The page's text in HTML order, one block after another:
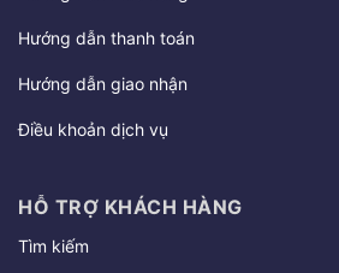
Hướng dẫn thanh toán
Hướng dẫn giao nhận
Điều khoản dịch vụ
HỖ TRỢ KHÁCH HÀNG
Tìm kiếm